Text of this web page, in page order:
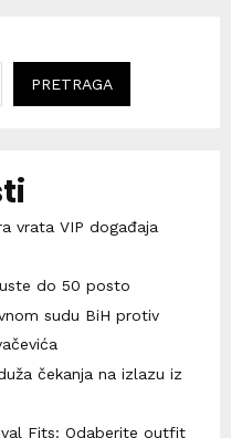
PRETRAGA
vrata VIP događaja
do 50 posto
sudu BiH protiv
čekanja na izlazu iz
Fits: Odaberite outfit